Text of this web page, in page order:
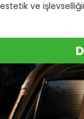
estetik ve